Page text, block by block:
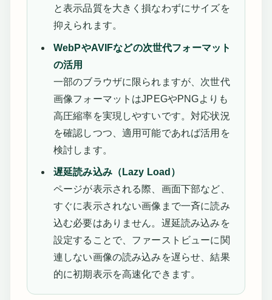
と表示品質を大きく損なわずにサイズを
抑えられます。
WebPやAVIFなどの次世代フォーマット
の活用
一部のブラウザに限られますが、次世代
画像フォーマットはJPEGやPNGよりも
高圧縮率を実現しやすいです。対応状況
を確認しつつ、適用可能であれば活用を
検討します。
遅延読み込み（Lazy Load）
ページが表示される際、画面下部など、
すぐに表示されない画像まで一斉に読み
込む必要はありません。遅延読み込みを
設定することで、ファーストビューに関
連しない画像の読み込みを遅らせ、結果
的に初期表示を高速化できます。